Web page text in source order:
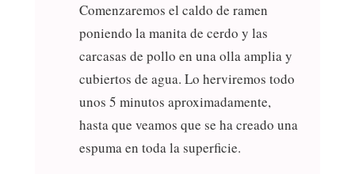
Comenzaremos el caldo de ramen
poniendo la manita de cerdo y las
carcasas de pollo en una olla amplia y
cubiertos de agua. Lo herviremos todo
unos 5 minutos aproximadamente,
hasta que veamos que se ha creado una
espuma en toda la superficie.